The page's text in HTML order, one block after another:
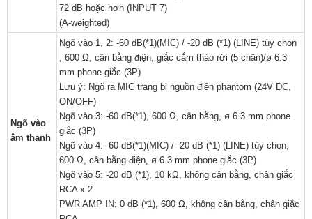
72 dB hoặc hơn (INPUT 7)
(A-weighted)
Ngõ vào
âm thanh
Ngõ vào 1, 2: -60 dB(*1)(MIC) / -20 dB (*1) (LINE) tùy chọn
, 600 Ω, cân bằng điện, giắc cắm tháo rời (5 chân)/ø 6.3
mm phone giắc (3P)
Lưu ý: Ngõ ra MIC trang bị nguồn điện phantom (24V DC,
ON/OFF)
Ngõ vào 3: -60 dB(*1), 600 Ω, cân bằng, ø 6.3 mm phone
giắc (3P)
Ngõ vào 4: -60 dB(*1)(MIC) / -20 dB (*1) (LINE) tùy chọn,
600 Ω, cân bằng điện, ø 6.3 mm phone giắc (3P)
Ngõ vào 5: -20 dB (*1), 10 kΩ, không cân bằng, chân giắc
RCA x 2
PWR AMP IN: 0 dB (*1), 600 Ω, không cân bằng, chân giắc